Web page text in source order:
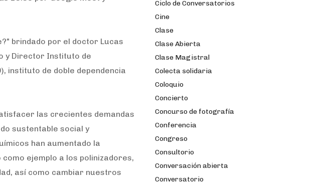
brindado por el doctor Lucas
y Director Instituto de
instituto de doble dependencia
las crecientes demandas
sustentable social y
han aumentado la
ejemplo a los polinizadores,
así como cambiar nuestros
Ciclo de Conversatorios
Cine
Clase
Clase Abierta
Clase Magistral
Colecta solidaria
Coloquio
Concierto
Concurso de fotografía
Conferencia
Congreso
Consultorio
Conversación abierta
Conversatorio